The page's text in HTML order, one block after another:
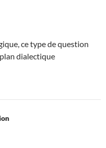
ce type de question
dialectique